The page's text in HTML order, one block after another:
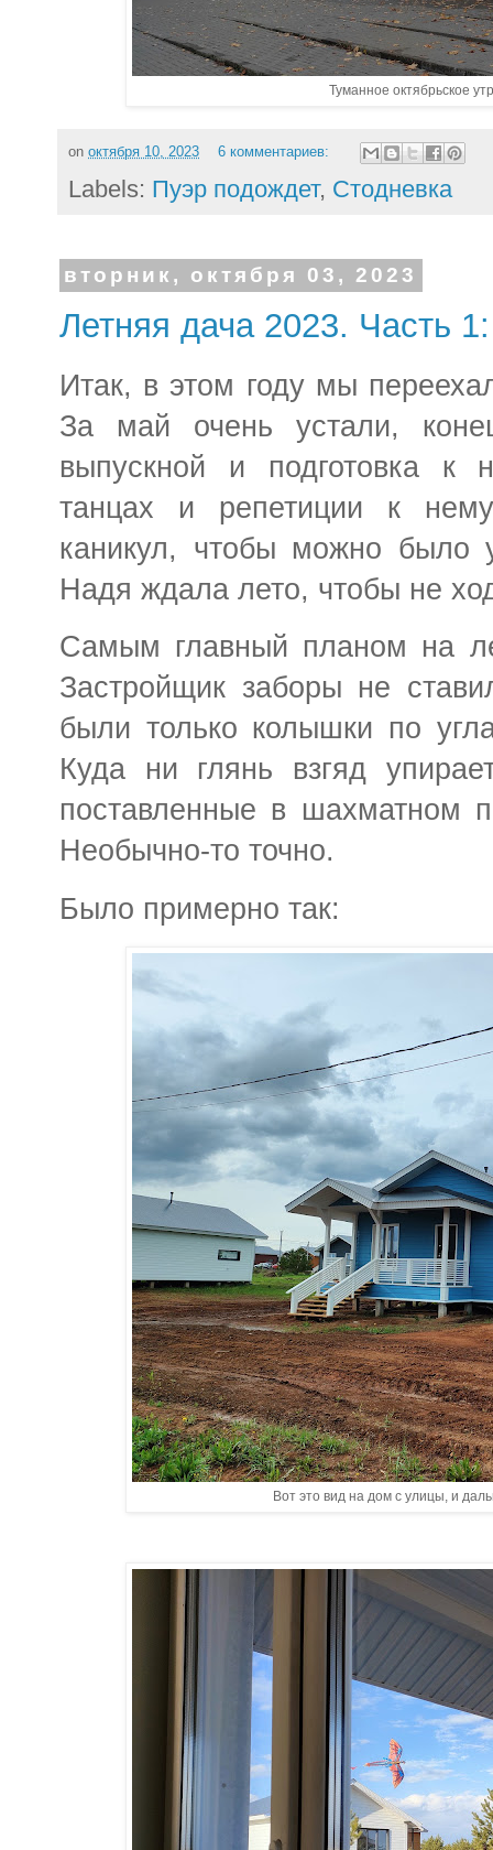
Туманное октябрьское
on октября 10, 2023 6 комментариев:
Labels: Пуэр подождет, Стодневка
вторник, октября 03, 2023
Летняя дача 2023. Часть
Итак, в этом году мы
За май очень устали,
выпускной и подготовка к
танцах и репетиции к
каникул, чтобы можно было
Надя ждала лето, чтобы не
Самым главный планом на
Застройщик заборы не
были только колышки по
Куда ни глянь взгяд
поставленные в шахматном
Необычно-то точно.
Было примерно так:
Вот это вид на дом с улицы, и